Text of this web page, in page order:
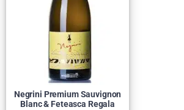
Negrini Premium Sauvignon
Blanc & Feteasca Regala